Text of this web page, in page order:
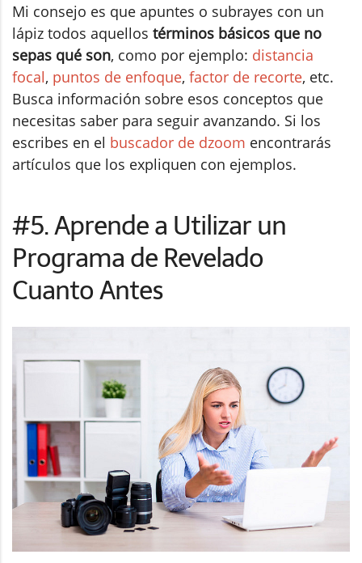
Mi consejo es que apuntes o subrayes con un
lápiz todos aquellos términos básicos que no
sepas qué son, como por ejemplo: distancia
focal, puntos de enfoque, factor de recorte, etc.
Busca información sobre esos conceptos que
necesitas saber para seguir avanzando. Si los
escribes en el buscador de dzoom encontrarás
artículos que los expliquen con ejemplos.
#5. Aprende a Utilizar un
Programa de Revelado
Cuanto Antes